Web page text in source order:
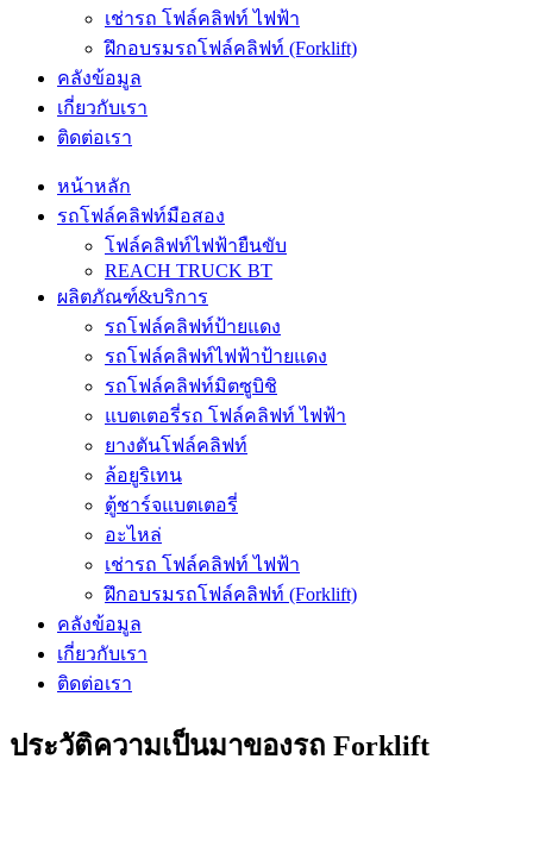
เช่ารถ โฟล์คลิฟท์ ไฟฟ้า
ฝึกอบรมรถโฟล์คลิฟท์ (Forklift)
คลังข้อมูล
เกี่ยวกับเรา
ติดต่อเรา
หน้าหลัก
รถโฟล์คลิฟท์มือสอง
โฟล์คลิฟท์ไฟฟ้ายืนขับ
REACH TRUCK BT
ผลิตภัณฑ์&บริการ
รถโฟล์คลิฟท์ป้ายแดง
รถโฟล์คลิฟท์ไฟฟ้าป้ายแดง
รถโฟล์คลิฟท์มิตซูบิชิ
แบตเตอรี่รถ โฟล์คลิฟท์ ไฟฟ้า
ยางตันโฟล์คลิฟท์
ล้อยูริเทน
ตู้ชาร์จแบตเตอรี่
อะไหล่
เช่ารถ โฟล์คลิฟท์ ไฟฟ้า
ฝึกอบรมรถโฟล์คลิฟท์ (Forklift)
คลังข้อมูล
เกี่ยวกับเรา
ติดต่อเรา
ประวัติความเป็นมาของรถ Forklift